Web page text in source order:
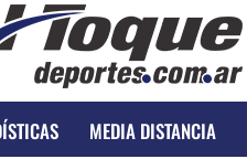
MEDIA DISTANCIA